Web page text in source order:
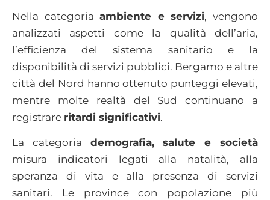
Nella categoriaambiente e servizi, vengono
analizzati aspetti come la qualità dell’aria,
l’efficienza del sistema sanitario e la
disponibilità di servizi pubblici. Bergamo e altre
città del Nord hanno ottenuto punteggi elevati,
mentre molte realtà del Sud continuano a
registrare ritardi significativi.
La categoria demografia, salute e società
misura indicatori legati alla natalità, alla
speranza di vita e alla presenza di servizi
sanitari. Le province con popolazione più